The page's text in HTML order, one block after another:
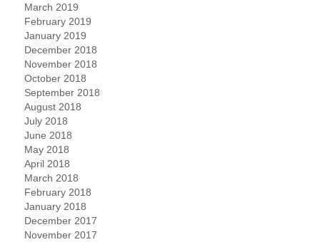
March 2019
February 2019
January 2019
December 2018
November 2018
October 2018
September 2018
August 2018
July 2018
June 2018
May 2018
April 2018
March 2018
February 2018
January 2018
December 2017
November 2017